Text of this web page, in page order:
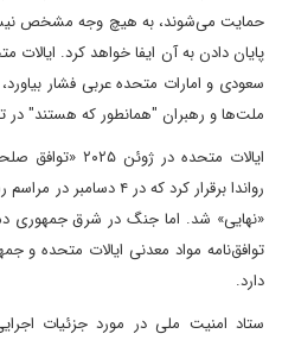
حمایت می‌شوند، به هیچ وجه مشخص
پایان دادن به آن ایفا خواهد کرد. ایالات
سعودی و امارات متحده عربی فشار
ملت‌ها و رهبران "همانطور که هستند"
ایالات متحده
رواندا برقرار کرد که
«نهایی» شد. اما جنگ در شرق جمهوری
توافق‌نامه مواد معدنی ایالات متحده و
دارد.
ستاد امنیت ملی در مورد جزئیات